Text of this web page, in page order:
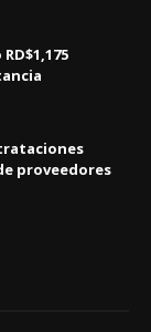
proveedores